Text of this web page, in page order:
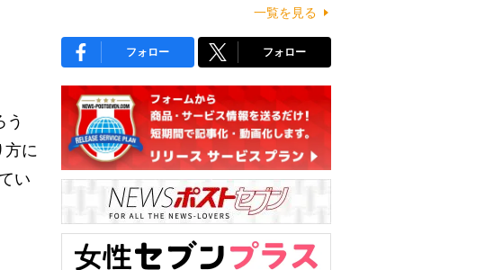
う
方に
い
一覧を見る
フォロー フォロー